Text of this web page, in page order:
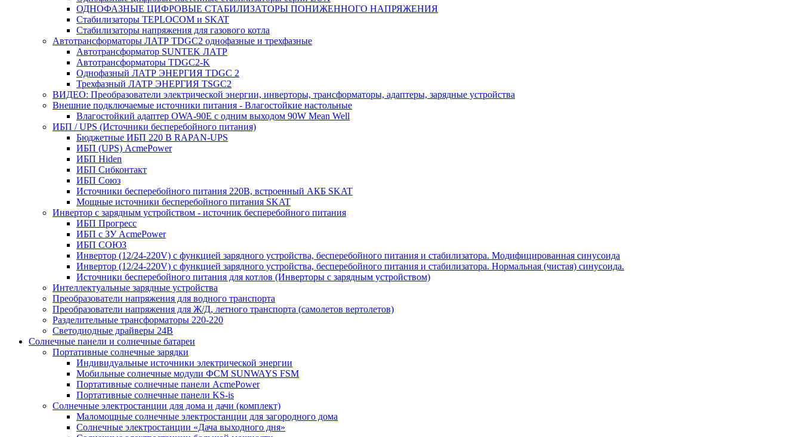
ОДНОФАЗНЫЕ ЦИФРОВЫЕ СТАБИЛИЗАТОРЫ ПОНИЖЕННОГО НАПРЯЖЕНИЯ
Стабилизаторы TEPLOCOM и SKAT
Стабилизаторы напряжения для газового котла
Автотрансформаторы ЛАТР TDGC2 однофазные и трехфазные
Автотрансформатор SUNTEK ЛАТР
Автотрансформаторы TDGC2-K
Однофазный ЛАТР ЭНЕРГИЯ TDGC 2
Трехфазный ЛАТР ЭНЕРГИЯ TSGC2
ВИДЕО: Преобразователи электрической энергии, инверторы, трансформаторы, адаптеры, зарядные устройства
Внешние подключаемые источники питания - Влагостойкие настольные
Влагостойкий адаптер OWA-90E с одним выходом 90W Mean Well
ИБП / UPS (Источники бесперебойного питания)
Бюджетные ИБП 220 В RAPAN-UPS
ИБП (UPS) AcmePower
ИБП Hiden
ИБП Сибконтакт
ИБП Союз
Источники бесперебойного питания 220В, встроенный АКБ SKAT
Мощные источники бесперебойного питания SKAT
Инвертор с зарядным устройством - источник бесперебойного питания
ИБП Прогресс
ИБП с ЗУ AcmePower
ИБП СОЮЗ
Инвертор (12/24-220V) с функцией зарядного устройства, бесперебойного питания и стабилизатора. Модифицированная синусоида
Инвертор (12/24-220V) с функцией зарядного устройства, бесперебойного питания и стабилизатора. Нормальная (чистая) синусоида.
Источники бесперебойного питания для котлов (Инверторы с зарядным устройством)
Интеллектуальные зарядные устройства
Преобразователи напряжения для водного транспорта
Преобразователи напряжения для Ж/Д, летного транспорта (самолетов вертолетов)
Разделительные трансформаторы 220-220
Светодиодные драйверы 24В
Солнечные панели и солнечные батареи
Портативные солнечные зарядки
Индивидуальные источники электрической энергии
Мобильные солнечные модули ФСМ SUNWAYS FSM
Портативные солнечные панели AcmePower
Портативные солнечные панели KS-is
Солнечные электростанции для дома и дачи (комплект)
Маломощные солнечные электростанции для загородного дома
Солнечные электростанции «Дача выходного дня»